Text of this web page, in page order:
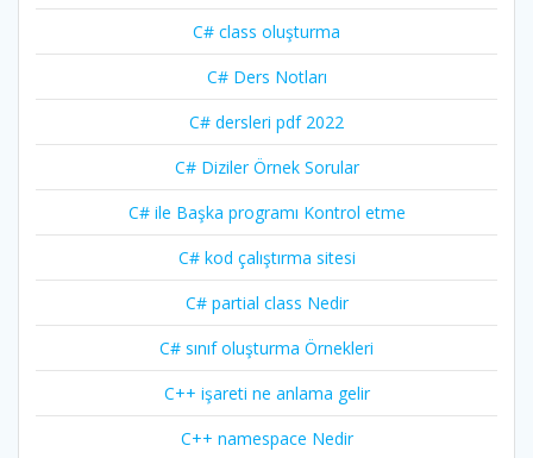
C# class oluşturma
C# Ders Notları
C# dersleri pdf 2022
C# Diziler Örnek Sorular
C# ile Başka programı Kontrol etme
C# kod çalıştırma sitesi
C# partial class Nedir
C# sınıf oluşturma Örnekleri
C++ işareti ne anlama gelir
C++ namespace Nedir